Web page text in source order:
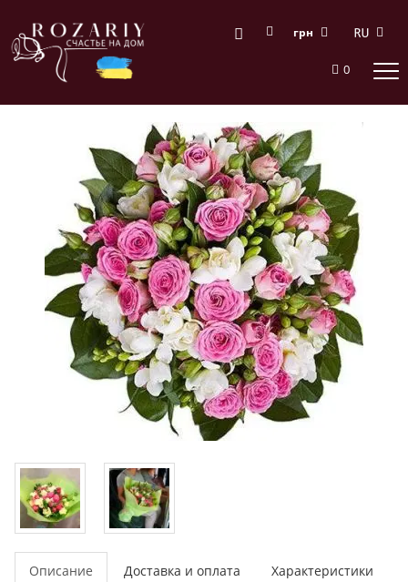
грн
0
Описание Доставка и оплата Характеристики